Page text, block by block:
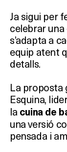
Ja sigui per
celebrar una
s’adapta a
equip atent
detalls.
La proposta
Esquina,
la cuina de
una versió
pensada i